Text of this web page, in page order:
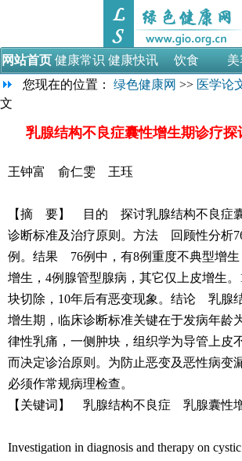
网站首页 健康常识 健康快讯 饮食 美
母婴 减肥 男性 女性 视
您现在的位置： 绿色健康网 >> 医学论
文
乳腺结构不良症囊性增生期诊疗探
王钟富 俞仁雯 王珏
【摘 要】 目的 探讨乳腺结构不良症
诊断标准及治疗原则。方法 回顾性分析
例。结果 76例中，有8例重度不典型增生
增生，4例腺管型腺病，其它仅上皮增生
块切除，10年后有恶变现象。结论 乳腺
增生期，临床诊断标准关键在于发病年龄
律性乳痛，一侧肿块，组织学为导管上皮
而决定诊治原则。为防止恶变及恶性病变
必须作常规病理检查。
【关键词】 乳腺结构不良症 乳腺囊性
Investigation in diagnosis and therapy on